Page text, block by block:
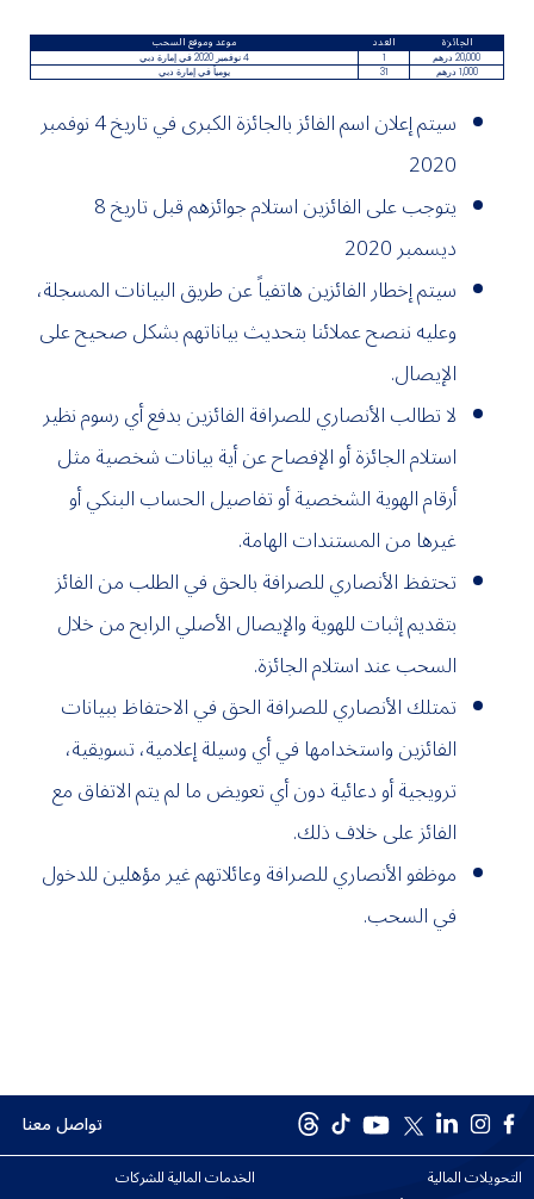
الجائزة العدد موعد وموقع السحب
20,000 درهم 1
4 نوفمبر 2020 في إمارة دبي
1,000 درهم
31 يومياً في إمارة دبي
سيتم إعلان اسم الفائز بالجائزة الكبرى في تاريخ 4 نوفمبر
2020
يتوجب على الفائزين استلام جوائزهم قبل تاريخ 8
ديسمبر 2020
سيتم إخطار الفائزين هاتفياً عن طريق البيانات المسجلة،
وعليه ننصح عملائنا بتحديث بياناتهم بشكل صحيح على
الإيصال.
لا تطالب الأنصاري للصرافة الفائزين بدفع أي رسوم نظير
استلام الجائزة أو الإفصاح عن أية بيانات شخصية مثل
أرقام الهوية الشخصية أو تفاصيل الحساب البنكي أو
غيرها من المستندات الهامة.
تحتفظ الأنصاري للصرافة بالحق في الطلب من الفائز
بتقديم إثبات للهوية والإيصال الأصلي الرابح من خلال
السحب عند استلام الجائزة.
تمتلك الأنصاري للصرافة الحق في الاحتفاظ ببيانات
الفائزين واستخدامها في أي وسيلة إعلامية، تسويقية،
ترويجية أو دعائية دون أي تعويض ما لم يتم الاتفاق مع
الفائز على خلاف ذلك.
موظفو الأنصاري للصرافة وعائلاتهم غير مؤهلين للدخول
في السحب.
تواصل معنا
التحويلات المالية
الخدمات المالية للشركات